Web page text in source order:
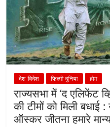
देश-विदेश फिल्मी दुनिया होम
राज्यसभा में ‘द एलिफेंट
की टीमों को मिली बधाई
ऑस्कर जीतना हमारे